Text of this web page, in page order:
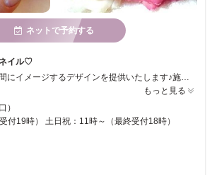
ネットで予約する
イル♡
お客様がその時その瞬間にイメージするデザインを提供いたします♪施術が終わった後、幸せな気分になって頂ければ幸いです♡皆様にとって、【OPUS】がライフワークに一部や安らぎの空間になれればと思っております☆ミ
もっと見る
）
付19時） 土日祝：11時～（最終受付18時）